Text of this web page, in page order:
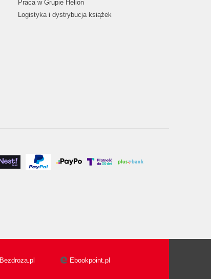
Praca w Grupie Helion
Logistyka i dystrybucja książek
Bezdroza.pl Ebookpoint.pl